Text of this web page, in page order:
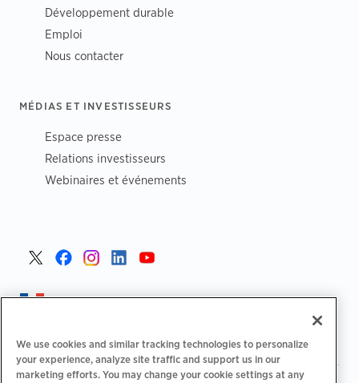
Développement durable
Emploi
Nous contacter
MÉDIAS ET INVESTISSEURS
Espace presse
Relations investisseurs
Webinaires et événements
France >
We use cookies and similar tracking technologies to personalize
your experience, analyze site traffic and support us in our
marketing efforts. You may change your cookie settings at any